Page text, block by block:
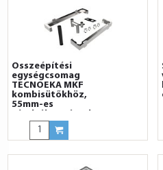
Összeépítési
egységcsomag
TECNOEKA MKF
kombisütőkhöz,
55mm-es
térelválasztással